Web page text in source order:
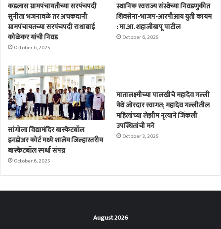
कडलास ग्रामपंचायतीच्या सरपंचपदी
सुनीता भजनावळे तर अचकदानी
ग्रामपंचायतच्या सरपंचपदी राधाबाई
कोळेकर यांची निवड
October 6, 2025
स्थानिक स्वराज्य संस्थेच्या निवडणुकीत
शिवसेना-भाजप-आरपीआय युती कायम
: मा.आ. शहाजीबापू पाटील
October 6, 2025
सांगोला विद्यामंदिर बास्केटबॉल
इनडोअर कोर्ट मध्ये शालेय जिल्हास्तरीय
बास्केटबॉल स्पर्धा संपन्न
October 6, 2025
मातालक्ष्मीच्या पालखीचे महादेव गल्ली
येथे जोरदार स्वागत; महादेव गल्लीतील
महिलांच्या लेझीम नृत्याने जिंकली
उपस्थितांची मने
October 3, 2025
August 2026